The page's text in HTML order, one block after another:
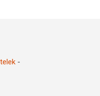
-